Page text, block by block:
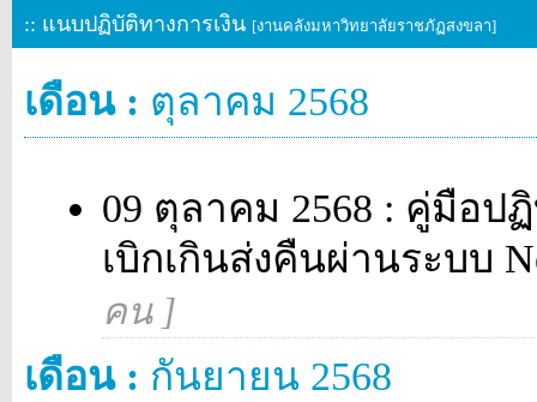
:: แนบปฏิบัติทางการเงิน [งานคลังมหาวิทยาลัยราชภัฏสงขลา]
เดือน : ตุลาคม 2568
09 ตุลาคม 2568 : คู่มือป
เบิกเกินส่งคืนผ่านระบบ
คน ]
เดือน : กันยายน 2568